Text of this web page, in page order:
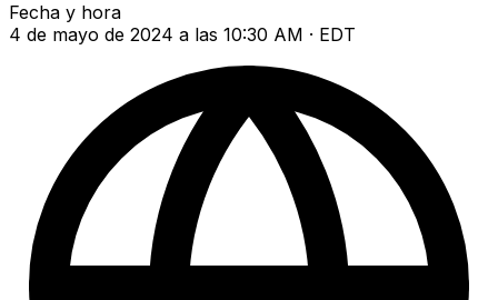
Fecha y hora
4 de mayo de 2024 a las 10:30 AM · EDT